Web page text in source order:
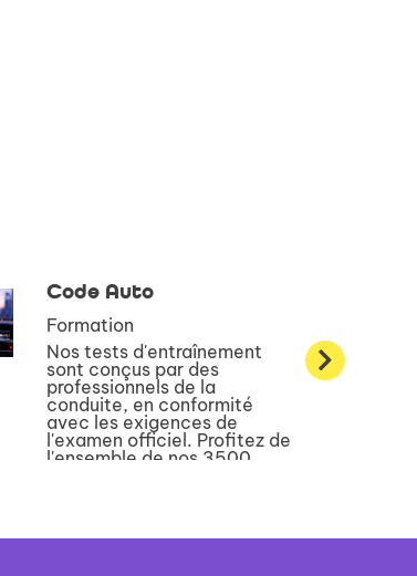
Code Auto
Formation
Nos tests d'entraînement
sont conçus par des
professionnels de la
conduite, en conformité
avec les exigences de
l'examen officiel. Profitez de
l'ensemble de nos 3500